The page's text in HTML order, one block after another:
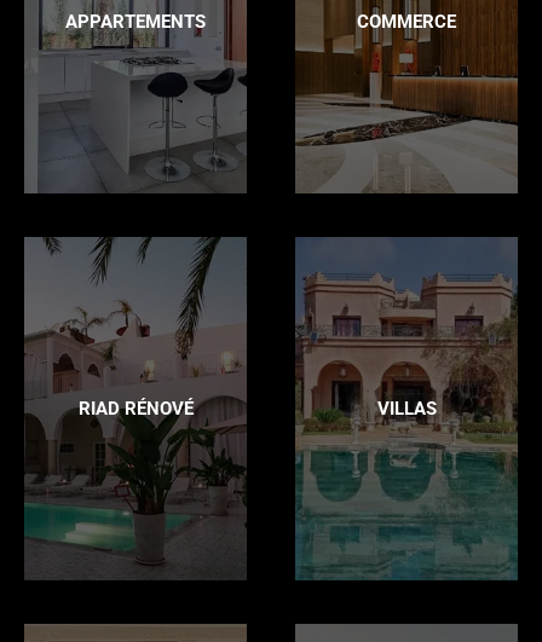
APPARTEMENTS COMMERCE
RIAD RÉNOVÉ VILLAS